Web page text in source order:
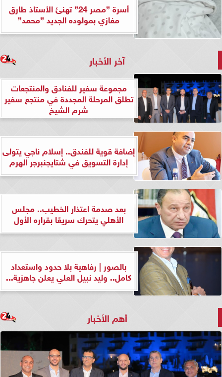
أسرة ”مصر 24” تهنئ الأستاذ طارق
مغازي بمولوده الجديد ”محمد”
آخر الأخبار
مجموعة سفير للفنادق والمنتجعات
تطلق المرحلة المجددة في منتجع سفير
شرم الشيخ
إضافة قوية للفندق.. إسلام ناجي يتولى
إدارة التسويق في شتايجنبرجر الهرم
بعد صدمة اعتذار الخطيب.. مجلس
الأهلي يتحرك سريعًا بقراره الأول
بالصور | رفاهية بلا حدود واستعداد
كامل.. وليد نبيل العلي يعلن جاهزية...
أهم الأخبار